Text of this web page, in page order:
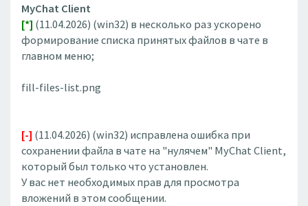
MyChat Client
[*] (11.04.2026) (win32) в несколько раз ускорено
формирование списка принятых файлов в чате в
главном меню;
fill-files-list.png
[-] (11.04.2026) (win32) исправлена ошибка при
сохранении файла в чате на "нулячем" MyChat Client,
который был только что установлен.
У вас нет необходимых прав для просмотра
вложений в этом сообщении.